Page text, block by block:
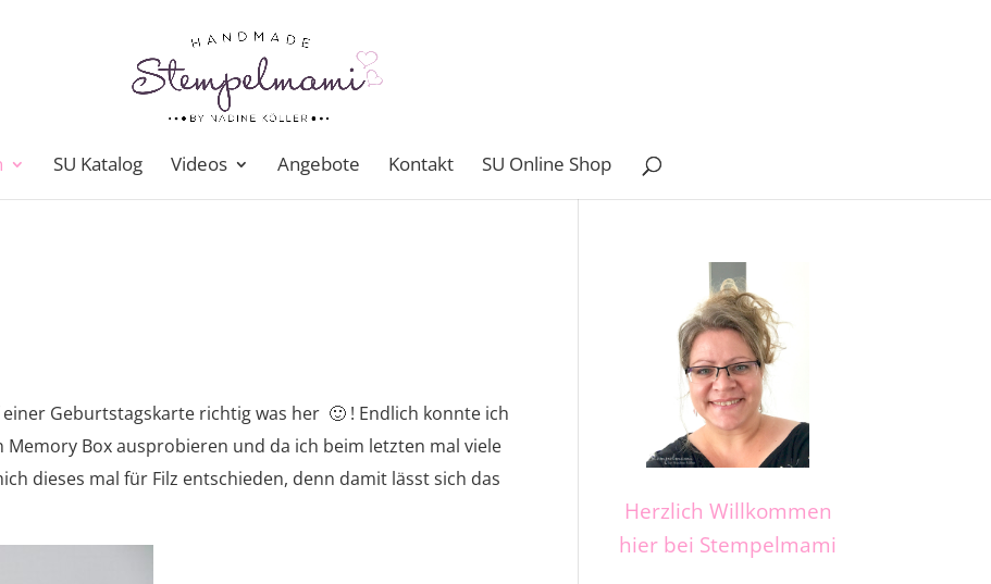
SU Katalog Videos Angebote Kontakt SU Online Shop
Geburtstagskarte richtig was her 🙂 ! Endlich konnte ich
Box ausprobieren und da ich beim letzten mal viele
dieses mal für Filz entschieden, denn damit lässt sich das
Herzlich Willkommen
hier bei Stempelmami